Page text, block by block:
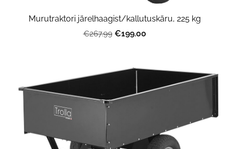
Murutraktori järelhaagist/kallutuskäru, 225 kg
€267.99 €199.00